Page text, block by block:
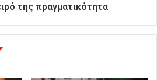
της πραγματικότητα